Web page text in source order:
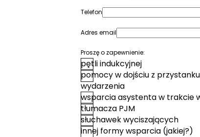
Telefon
Adres email
Proszę o zapewnienie:
pętli indukcyjnej
pomocy w dojściu z
wydarzenia
wsparcia asystenta w trakcie
tłumacza PJM
słuchawek wyciszających
innej formy wsparcia (jakiej?)